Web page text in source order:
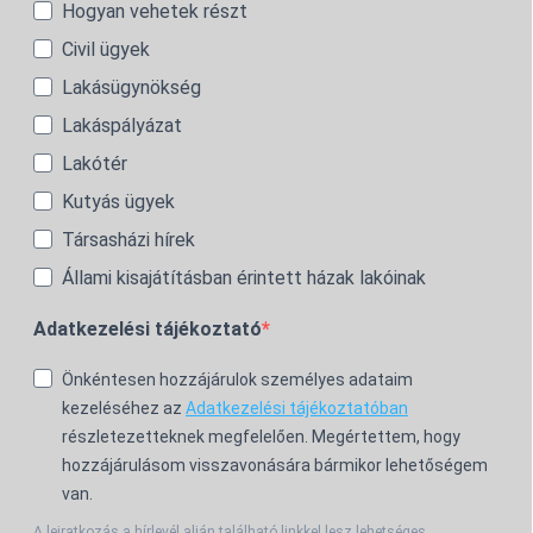
Hogyan vehetek részt
Civil ügyek
Lakásügynökség
Lakáspályázat
Lakótér
Kutyás ügyek
Társasházi hírek
Állami kisajátításban érintett házak lakóinak
Adatkezelési tájékoztató
Önkéntesen hozzájárulok személyes adataim
kezeléséhez az Adatkezelési tájékoztatóban
részletezetteknek megfelelően. Megértettem, hogy
hozzájárulásom visszavonására bármikor lehetőségem
van.